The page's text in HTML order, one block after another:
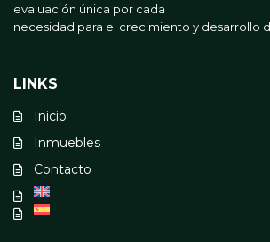
evaluación única por cada
necesidad para el crecimiento y desarrollo
LINKS
Inicio
Inmuebles
Contacto